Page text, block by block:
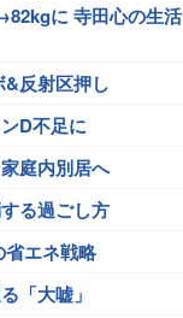
に 寺田心の生活
反射区押し
D不足に
庭内別居へ
る過ごし方
エネ戦略
「大嘘」